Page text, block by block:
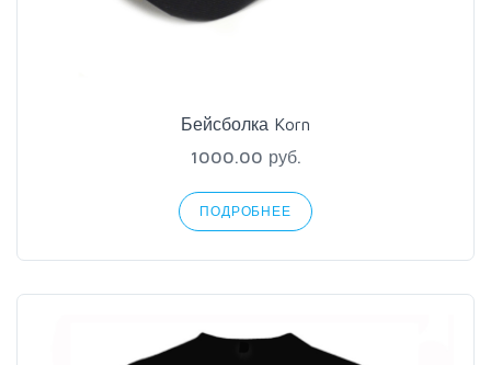
Бейсболка Korn
1000.00 руб.
ПОДРОБНЕЕ